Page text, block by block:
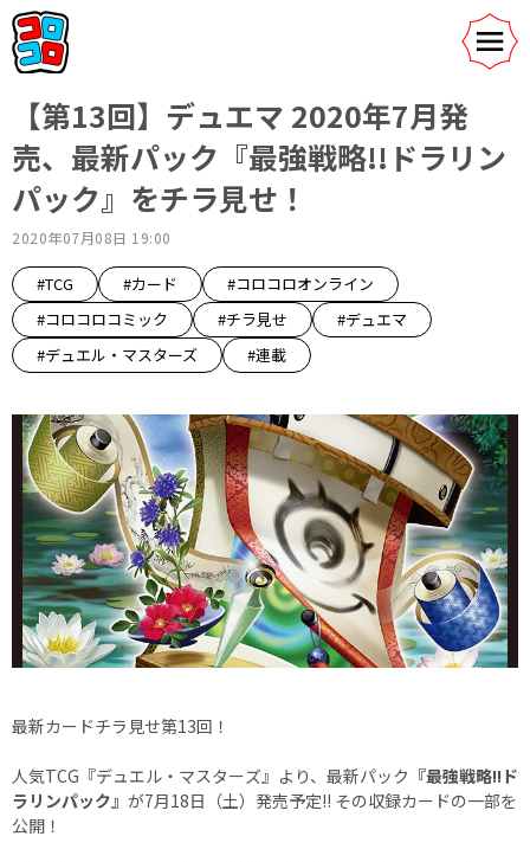
【第13回】デュエマ 2020年7月発
売、最新パック『最強戦略!!ドラリン
パック』をチラ見せ！
2020年07月08日 19:00
#TCG #カード
#コロコロオンライン
#コロコロコミック
#チラ見せ
#デュエマ
#デュエル・マスターズ
#連載
最新カードチラ見せ第13回！
人気TCG『デュエル・マスターズ』より、最新パック 『最強戦略!!ド
ラリンパック』 が7月18日（土）発売予定!! その収録カードの一部を
公開！